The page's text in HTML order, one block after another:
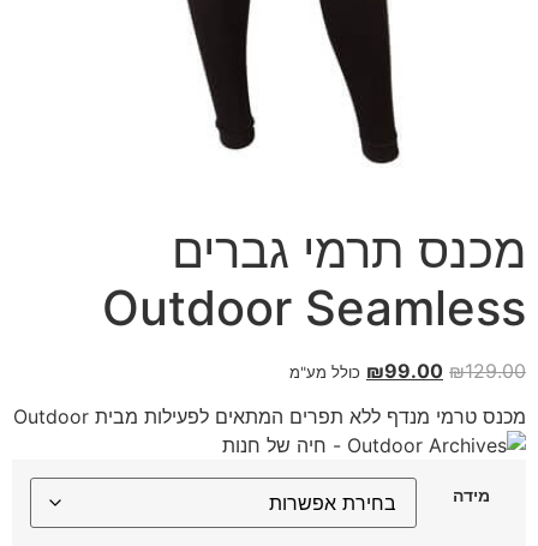
מכנס תרמי גברים
Outdoor Seamless
₪129.00
₪99.00 כולל מע"מ
מכנס טרמי מנדף ללא תפרים המתאים לפעילות מבית Outdoor
מידה